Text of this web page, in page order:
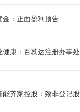
金：正面盈利预告
健康：百慕达注册办事
能齐家控股：致非登记